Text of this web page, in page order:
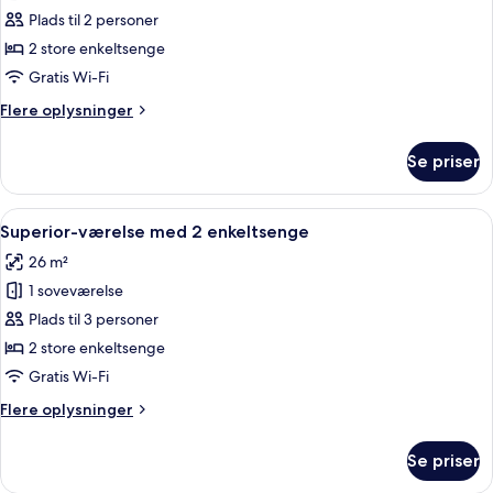
Standardværelse
med
2
Plads til 2 personer
2 store enkeltsenge
Gratis Wi-Fi
Flere oplysninger
Flere
med
enkeltsenge
Se priser
Indlæs
alle
billeder
af
Superior-
værelse
med
enkeltsenge
Et hotelværelse med to senge, et
6
Superior-værelse med 2 enkeltsenge
26 m²
1 soveværelse
Plads til 3 personer
2 store enkeltsenge
Gratis Wi-Fi
Flere oplysninger
Flere
værelse
Se priser